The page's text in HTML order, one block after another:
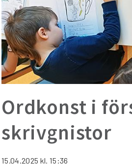
Ordkonst i
skrivgnistor
15.04.2025 kl. 15:36